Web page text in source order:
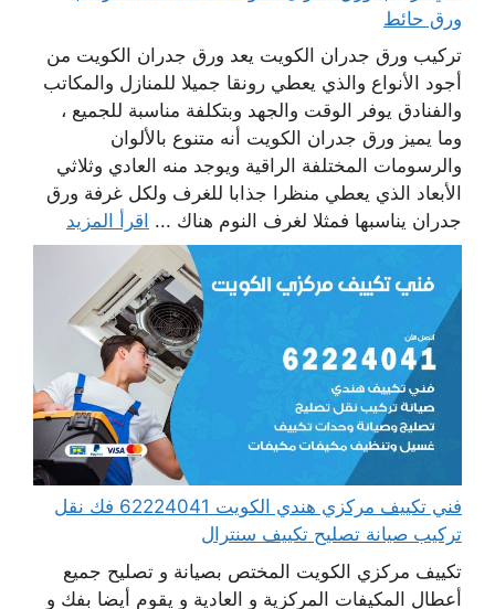
ورق حائط
تركيب ورق جدران الكويت يعد ورق جدران الكويت من
أجود الأنواع والذي يعطي رونقا جميلا للمنازل والمكاتب
والفنادق يوفر الوقت والجهد وبتكلفة مناسبة للجميع ،
وما يميز ورق جدران الكويت أنه متنوع بالألوان
والرسومات المختلفة الراقية ويوجد منه العادي وثلاثي
الأبعاد الذي يعطي منظرا جذابا للغرف ولكل غرفة ورق
جدران يناسبها فمثلا لغرف النوم هناك ... اقرأ المزيد
فني تكييف مركزي هندي الكويت 62224041 فك نقل
تركيب صيانة تصليح تكييف سنترال
تكييف مركزي الكويت المختص بصيانة و تصليح جميع
أعطال المكيفات المركزية و العادية و يقوم أيضا بفك و